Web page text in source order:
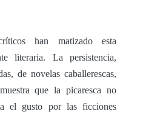
han matizado esta
literaria. La persistencia,
de novelas caballerescas,
que la picaresca no
el gusto por las ficciones